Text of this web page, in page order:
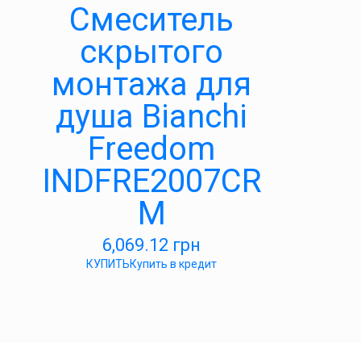
Смеситель
скрытого
монтажа для
душа Bianchi
Freedom
INDFRE2007CR
M
6,069.12 грн
КУПИТЬКупить в кредит